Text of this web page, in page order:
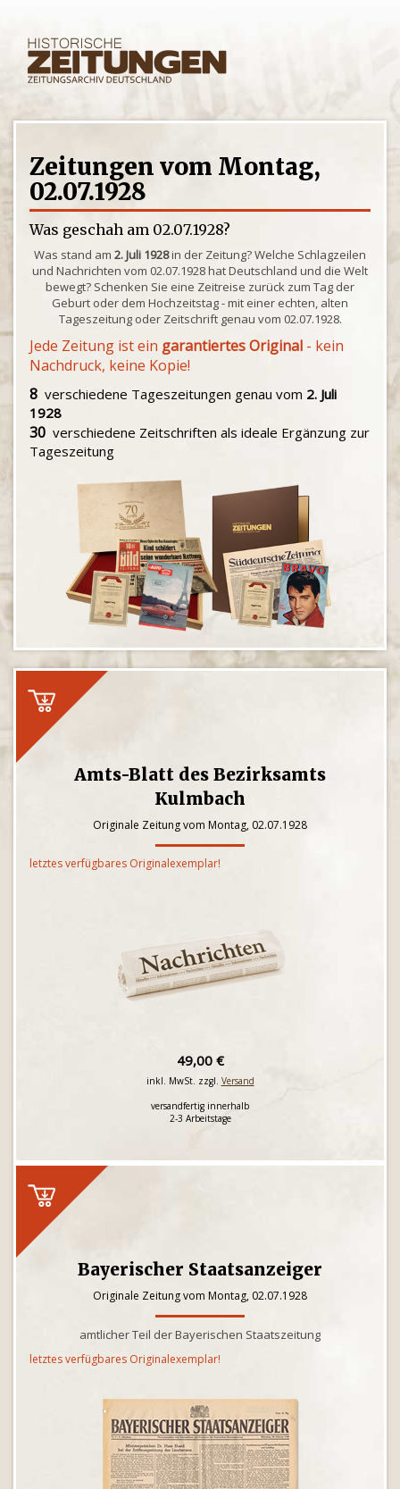
Zeitungen vom Montag,
02.07.1928
Was geschah am 02.07.1928?
Was stand am 2. Juli 1928in der Zeitung? Welche Schlagzeilen
und Nachrichten vom 02.07.1928 hat Deutschland und die Welt
bewegt? Schenken Sie eine Zeitreise zurück zum Tag der
Geburt oder dem Hochzeitstag - mit einer echten, alten
Tageszeitung oder Zeitschrift genau vom 02.07.1928.
Jede Zeitung ist ein garantiertes Original - kein
Nachdruck, keine Kopie!
8 verschiedene Tageszeitungen genau vom 2. Juli
1928
30 verschiedene Zeitschriften als ideale Ergänzung zur
Tageszeitung
Amts-Blatt des Bezirksamts
Kulmbach
Originale Zeitung vom Montag, 02.07.1928
letztes verfügbares Originalexemplar!
49,00 €
inkl. MwSt. zzgl. Versand
versandfertig innerhalb
2-3 Arbeitstage
Bayerischer Staatsanzeiger
Originale Zeitung vom Montag, 02.07.1928
amtlicher Teil der Bayerischen Staatszeitung
letztes verfügbares Originalexemplar!